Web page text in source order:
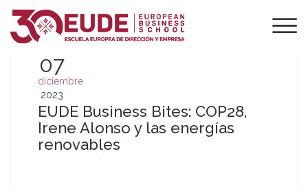
07
diciembre
2023
EUDE Business Bites: COP28,
Irene Alonso y las energías
renovables